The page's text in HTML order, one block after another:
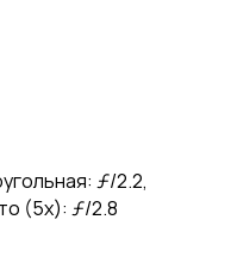
ƒ/2.2,
(5x): ƒ/2.8